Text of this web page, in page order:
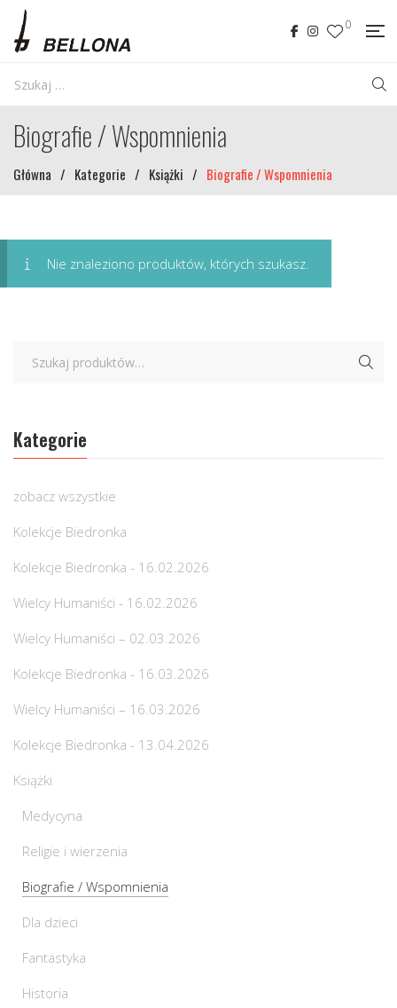
0
Biografie / Wspomnienia
Główna / Kategorie / Książki / Biografie / Wspomnienia
Nie znaleziono produktów, których szukasz.
Kategorie
zobacz wszystkie
Kolekcje Biedronka
Kolekcje Biedronka - 16.02.2026
Wielcy Humaniści - 16.02.2026
Wielcy Humaniści – 02.03.2026
Kolekcje Biedronka - 16.03.2026
Wielcy Humaniści – 16.03.2026
Kolekcje Biedronka - 13.04.2026
Książki
Medycyna
Religie i wierzenia
Biografie / Wspomnienia
Dla dzieci
Fantastyka
Historia